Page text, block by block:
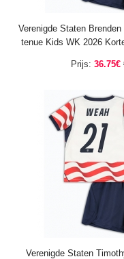
Verenigde Staten
tenue Kids WK 2026
Prijs: 36.75€
Verenigde Staten